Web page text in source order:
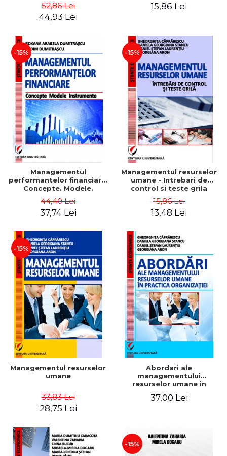
52,86 Lei
44,93 Lei
Georgiana Aron
15,86 Lei
-15%
Managementul
performantelor financiare.
Concepte. Modele.
44,40 Lei
37,74 Lei
-15%
Managementul resurselor
umane - Intrebari de
control si teste grila
15,86 Lei
13,48 Lei
-15%
Managementul resurselor
umane
33,83 Lei
28,75 Lei
Abordari ale
managementului
resurselor umane in
37,00 Lei
-15%